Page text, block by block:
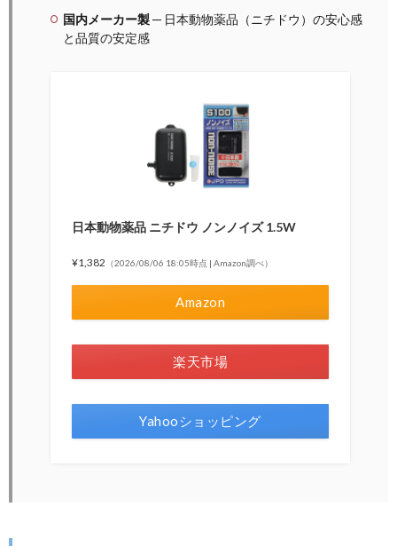
国内メーカー製─ 日本動物薬品（ニチドウ）の安心感
と品質の安定感
日本動物薬品 ニチドウ ノンノイズ 1.5W
¥1,382 （2026/08/06 18:05時点 | Amazon調べ）
Amazon
楽天市場
Yahooショッピング